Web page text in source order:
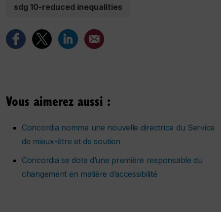
sdg 10-reduced inequalities
Vous aimerez aussi :
Concordia nomme une nouvelle directrice du Service
de mieux-être et de soutien
Concordia se dote d’une première responsable du
changement en matière d’accessibilité